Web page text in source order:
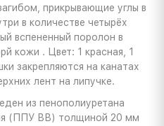
прикрывающие углы в
в количестве четырёх
вспененный поролон в
кожи . Цвет: 1 красная, 1
закрепляются на канатах
лент на липучке.
из пенополиуретана
(ППУ ВВ) толщиной 20 мм